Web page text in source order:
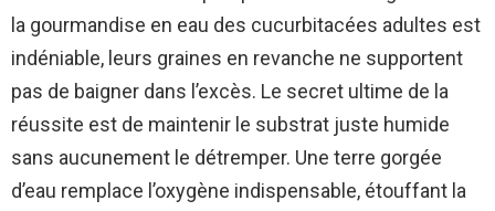
la gourmandise en eau des cucurbitacées adultes est
indéniable, leurs graines en revanche ne supportent
pas de baigner dans l’excès. Le secret ultime de la
réussite est de maintenir le substrat juste humide
sans aucunement le détremper. Une terre gorgée
d’eau remplace l’oxygène indispensable, étouffant la